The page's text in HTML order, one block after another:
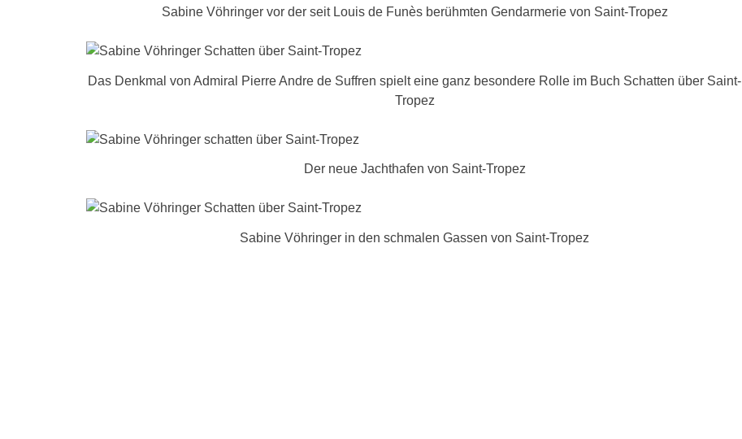
Sabine Vöhringer vor der seit Louis de Funès berühmten Gendarmerie von Saint-Tropez
Das Denkmal von Admiral Pierre Andre de Suffren spielt eine ganz besondere Rolle im Buch Schatten über Saint-
Tropez
Der neue Jachthafen von Saint-Tropez
Sabine Vöhringer in den schmalen Gassen von Saint-Tropez